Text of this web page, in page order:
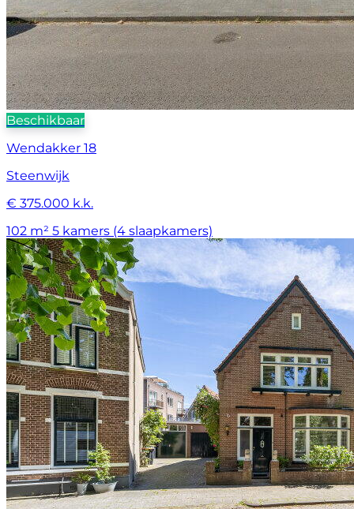
Beschikbaar
Wendakker 18
Steenwijk
€ 375.000 k.k.
102 m² 5 kamers (4 slaapkamers)